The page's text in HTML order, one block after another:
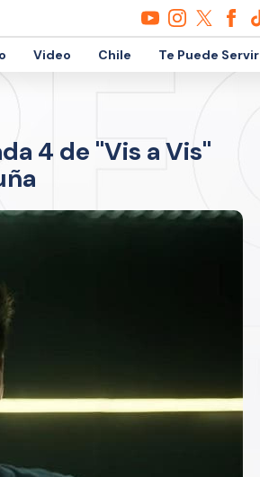
Video Chile Te Puede Servir
4 de "Vis a Vis"